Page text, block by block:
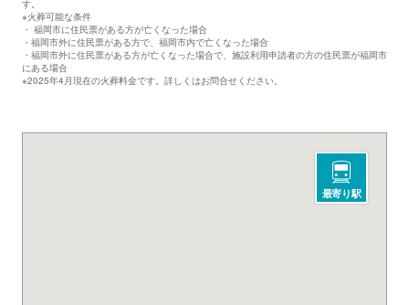
す。
※火葬可能な条件
・ 福岡市に住民票がある方が亡くなった場合
・福岡市外に住民票がある方で、福岡市内で亡くなった場合
・福岡市外に住民票がある方が亡くなった場合で、施設利用申請者の方の住民票が福岡市
にある場合
※2025年4月現在の火葬料金です。詳しくはお問合せください。
最寄り駅